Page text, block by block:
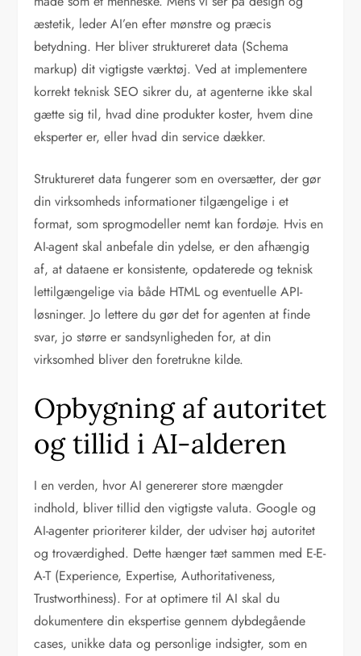
æstetik, leder AI’en efter mønstre og præcis
betydning. Her bliver struktureret data (Schema
markup) dit vigtigste værktøj. Ved at implementere
korrekt teknisk SEO sikrer du, at agenterne ikke skal
gætte sig til, hvad dine produkter koster, hvem dine
eksperter er, eller hvad din service dækker.
Struktureret data fungerer som en oversætter, der gør
din virksomheds informationer tilgængelige i et
format, som sprogmodeller nemt kan fordøje. Hvis en
AI-agent skal anbefale din ydelse, er den afhængig
af, at dataene er konsistente, opdaterede og teknisk
lettilgængelige via både HTML og eventuelle API-
løsninger. Jo lettere du gør det for agenten at finde
svar, jo større er sandsynligheden for, at din
virksomhed bliver den foretrukne kilde.
Opbygning af autoritet
og tillid i AI-alderen
I en verden, hvor AI genererer store mængder
indhold, bliver tillid den vigtigste valuta. Google og
AI-agenter prioriterer kilder, der udviser høj autoritet
og troværdighed. Dette hænger tæt sammen med E-E-
A-T (Experience, Expertise, Authoritativeness,
Trustworthiness). For at optimere til AI skal du
dokumentere din ekspertise gennem dybdegående
cases, unikke data og personlige indsigter, som en